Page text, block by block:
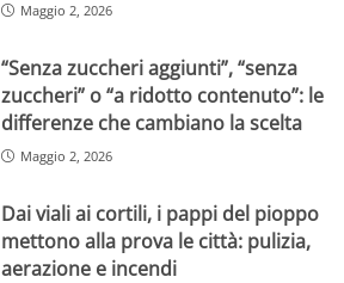
Maggio 2, 2026
“Senza zuccheri aggiunti”, “senza
zuccheri” o “a ridotto contenuto”: le
differenze che cambiano la scelta
Maggio 2, 2026
Dai viali ai cortili, i pappi del pioppo
mettono alla prova le città: pulizia,
aerazione e incendi